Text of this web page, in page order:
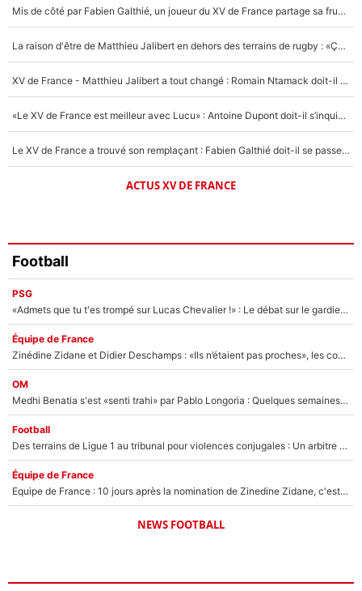
Un autre joueur
5%
Mis de côté par Fabien Galthié, un joueur du XV de France partage sa frustration : «ils ne me l’ont pas dit tout de suite»
La raison d'être de Matthieu Jalibert en dehors des terrains de rugby : «Ça m'atteint autant que si tu touches à un membre de ma famille»
XV de France - Matthieu Jalibert a tout changé : Romain Ntamack doit-il s’inquiéter pour sa place à un an de la Coupe du monde ?
«Le XV de France est meilleur avec Lucu» : Antoine Dupont doit-il s’inquiéter pour sa place ?
Le XV de France a trouvé son remplaçant : Fabien Galthié doit-il se passer d'Antoine Dupont ?
ACTUS XV DE FRANCE
Football
PSG
«Admets que tu t'es trompé sur Lucas Chevalier !» : Le débat sur le gardien du PSG vire au clash à l'After Foot
Équipe de France
Zinédine Zidane et Didier Deschamps : «Ils n’étaient pas proches», les confidences d’un membre de l’équipe de France 1998 sur leur relation spéciale
OM
Medhi Benatia s'est «senti trahi» par Pablo Longoria : Quelques semaines après son départ, l'ancien directeur de football de l'OM règle ses comptes
Football
Des terrains de Ligue 1 au tribunal pour violences conjugales : Un arbitre français encourt une peine de 18 mois de prison !
Équipe de France
Equipe de France : 10 jours après la nomination de Zinedine Zidane, c'est au tour de son fils de prendre un nouveau départ !
NEWS FOOTBALL